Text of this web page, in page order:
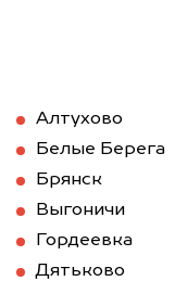
Алтухово
Белые Берега
Брянск
Выгоничи
Гордеевка
Дятьково